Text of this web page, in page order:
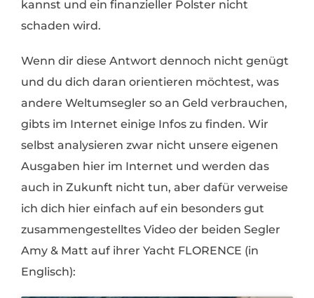
kannst und ein finanzieller Polster nicht
schaden wird.
Wenn dir diese Antwort dennoch nicht genügt
und du dich daran orientieren möchtest, was
andere Weltumsegler so an Geld verbrauchen,
gibts im Internet einige Infos zu finden. Wir
selbst analysieren zwar nicht unsere eigenen
Ausgaben hier im Internet und werden das
auch in Zukunft nicht tun, aber dafür verweise
ich dich hier einfach auf ein besonders gut
zusammengestelltes Video der beiden Segler
Amy & Matt auf ihrer Yacht FLORENCE (in
Englisch):